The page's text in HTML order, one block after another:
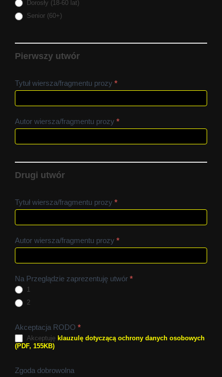
Dorosły (18-60 lat)
Senior (60+)
Pierwszy utwór
Tytuł wiersza/fragmentu prozy *
Autor wiersza/fragmentu prozy *
Drugi utwór
Tytuł wiersza/fragmentu prozy *
Autor wiersza/fragmentu prozy *
Na Przeglądzie zaprezentuję utwór *
1
2
Akceptacja RODO *
Akceptuję klauzulę dotyczącą ochrony danych osobowych
(PDF, 155KB)
Zgoda dobrowolna